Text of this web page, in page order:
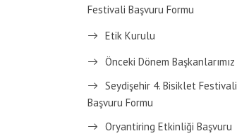
Festivali Başvuru Formu
Etik Kurulu
Önceki Dönem Başkanlarımız
Seydişehir 4. Bisiklet Festivali
Başvuru Formu
Oryantiring Etkinliği Başvuru